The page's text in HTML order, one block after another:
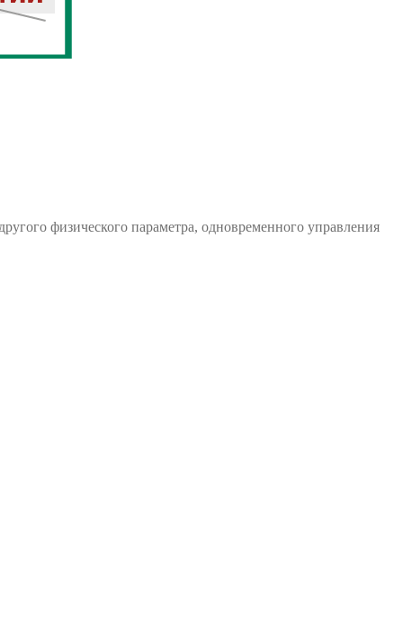
физического параметра, одновременного управления